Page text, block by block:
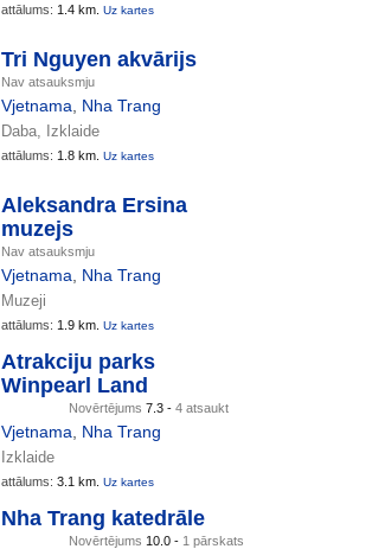
attālums: 1.4 km. Uz kartes
Tri Nguyen akvārijs
Nav atsauksmju
Vjetnama Nha Trang
Daba, Izklaide
attālums: 1.8 km. Uz kartes
Aleksandra Ersina
muzejs
Nav atsauksmju
Vjetnama Nha Trang
Muzeji
attālums: 1.9 km. Uz kartes
Atrakciju parks
Winpearl Land
Novērtējums 7.3 - 4 atsaukt
Vjetnama Nha Trang
Izklaide
attālums: 3.1 km. Uz kartes
Nha Trang katedrāle
Novērtējums 10.0 - 1 pārskats